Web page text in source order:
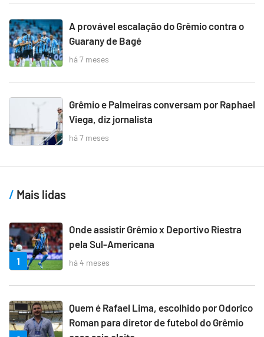
A provável escalação do Grêmio contra o
Guarany de Bagé
há 7 meses
Grêmio e Palmeiras conversam por Raphael
Viega, diz jornalista
há 7 meses
Mais lidas
1
Onde assistir Grêmio x Deportivo Riestra
pela Sul-Americana
há 4 meses
Quem é Rafael Lima, escolhido por Odorico
Roman para diretor de futebol do Grêmio